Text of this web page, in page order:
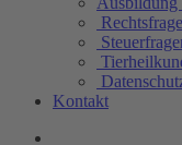
Kontakt